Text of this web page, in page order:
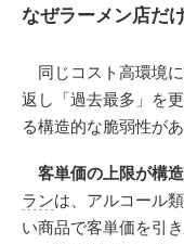
なぜラーメン店だ
同じコスト高環境
返し「過去最多」を
る構造的な脆弱性があ
客単価の上限が構
ランは、アルコール
い商品で客単価を引